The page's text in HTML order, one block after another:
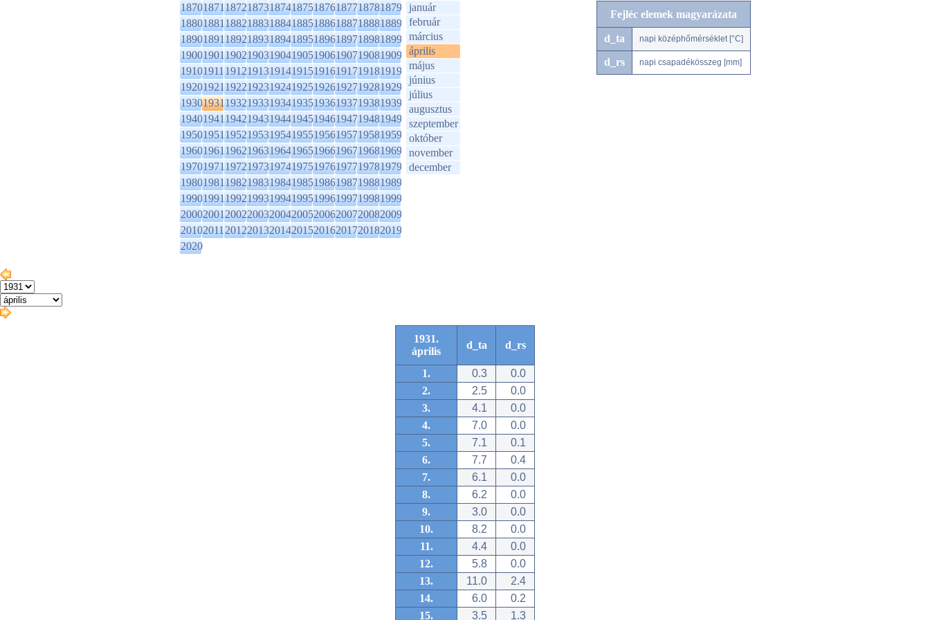
1870187118721873187418751876187718781879
1880188118821883188418851886188718881889
1890189118921893189418951896189718981899
1900190119021903190419051906190719081909
1910191119121913191419151916191719181919
1920192119221923192419251926192719281929
1930193119321933193419351936193719381939
1940194119421943194419451946194719481949
1950195119521953195419551956195719581959
1960196119621963196419651966196719681969
1970197119721973197419751976197719781979
1980198119821983198419851986198719881989
1990199119921993199419951996199719981999
2000200120022003200420052006200720082009
2010201120122013201420152016201720182019
2020
január
február
március
április
május
június
július
augusztus
szeptember
október
november
december
Fejléc elemek magyarázata
d_ta napi középhőmérséklet [°C]
d_rs napi csapadékösszeg [mm]
1931.
április
d_ta d_rs
1. 0.3
0.0
2.
2.5
0.0
3.
4.1
0.0
4.
7.0
0.0
5.
7.1
0.1
6.
7.7
0.4
7.
6.1
0.0
8.
6.2
0.0
9.
3.0
0.0
10.
8.2
0.0
11.
4.4
0.0
12.
5.8
0.0
13.
11.0
2.4
14.
6.0
0.2
15.
3.5 1.3